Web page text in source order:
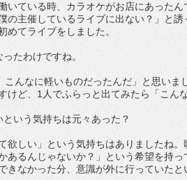
いている時、カラオケがお店にあった
の主催しているライブに出ない？」と
めてライブをしました。
たわけですね。
こんなに軽いものだったんだ」と思いま
けど、1人でふらっと出てみたら「こん
いう気持ちは元々あった？
欲しい」という気持ちはありましたね
あるんじゃないか？」という希望を持
きなかった分、意識が外に行っていたと